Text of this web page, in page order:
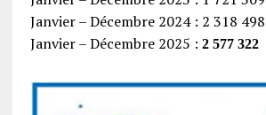
Janvier – Décembre 2024 : 2 318 498
Janvier – Décembre 2025 : 2 577 322